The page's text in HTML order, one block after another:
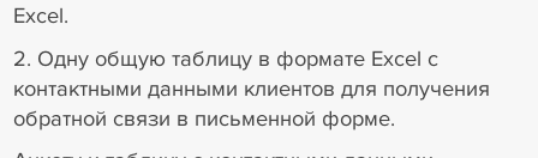
Excel.
2. Одну общую таблицу в формате Excel с
контактными данными клиентов для получения
обратной связи в письменной форме.